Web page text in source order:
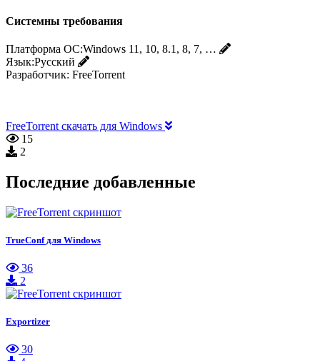
Системны требования
Платформа ОС:Windows 11, 10, 8.1, 8, 7, …
Язык:Русский
Разработчик: FreeTorrent
FreeTorrent скачать для Windows
15
2
Последние добавленные
TrueConf для Windows
36
2
Exportizer
30